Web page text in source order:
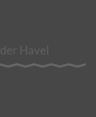
Havel